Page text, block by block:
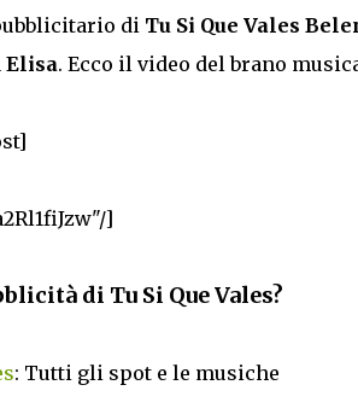
di Tu Si Que Vales
Elisa. Ecco il video del brano
]
di Tu Si Que Vales?
: Tutti gli spot e le musiche